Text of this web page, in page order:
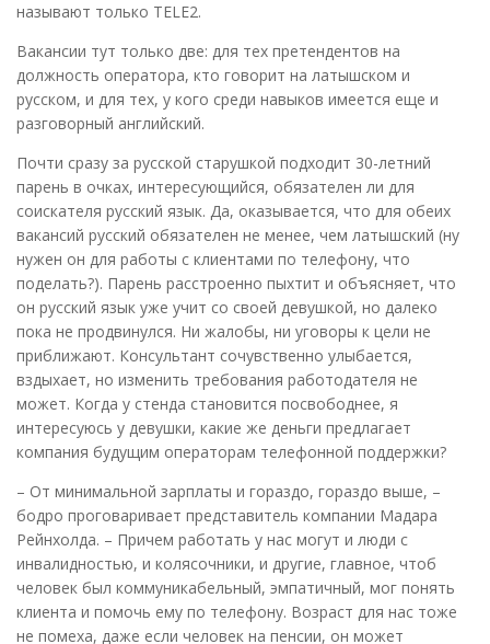
называют только TELE2.
Вакансии тут только две: для тех претендентов на
должность оператора, кто говорит на латышском и
русском, и для тех, у кого среди навыков имеется еще и
разговорный английский.
Почти сразу за русской старушкой подходит 30-летний
парень в очках, интересующийся, обязателен ли для
соискателя русский язык. Да, оказывается, что для обеих
вакансий русский обязателен не менее, чем латышский (ну
нужен он для работы с клиентами по телефону, что
поделать?). Парень расстроенно пыхтит и объясняет, что
он русский язык уже учит со своей девушкой, но далеко
пока не продвинулся. Ни жалобы, ни уговоры к цели не
приближают. Консультант сочувственно улыбается,
вздыхает, но изменить требования работодателя не
может. Когда у стенда становится посвободнее, я
интересуюсь у девушки, какие же деньги предлагает
компания будущим операторам телефонной поддержки?
– От минимальной зарплаты и гораздо, гораздо выше, –
бодро проговаривает представитель компании Мадара
Рейнхолда. – Причем работать у нас могут и люди с
инвалидностью, и колясочники, и другие, главное, чтоб
человек был коммуникабельный, эмпатичный, мог понять
клиента и помочь ему по телефону. Возраст для нас тоже
не помеха, даже если человек на пенсии, он может